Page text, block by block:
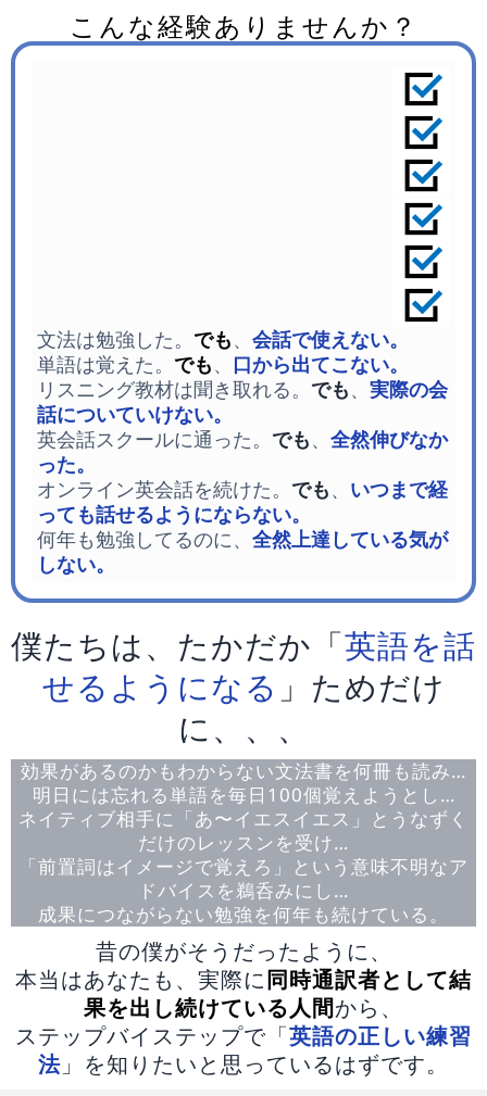
こんな経験ありませんか？
文法は勉強した。 でも、 会話で使えない。
単語は覚えた。 でも、 口から出てこない。
リスニング教材は聞き取れる。 でも、 実際の会
話についていけない。
英会話スクールに通った。 でも、 全然伸びなか
った。
オンライン英会話を続けた。 でも、 いつまで経
っても話せるようにならない。
何年も勉強してるのに、 全然上達している気が
しない。
僕たちは、たかだか「英語を話
せるようになる 」ためだけ
に、、、
効果があるのかもわからない文法書を何冊も読み…
明日には忘れる単語を毎日100個覚えようとし…
ネイティブ相手に「あ〜イエスイエス」とうなずく
だけのレッスンを受け…
「前置詞はイメージで覚えろ」という意味不明なア
ドバイスを鵜呑みにし…
成果につながらない勉強を何年も続けている。
昔の僕がそうだったように、
本当はあなたも、実際に同時通訳者として結
果を出し続けている人間から、
ステップバイステップで「英語の正しい練習
法 」を知りたいと思っているはずです。